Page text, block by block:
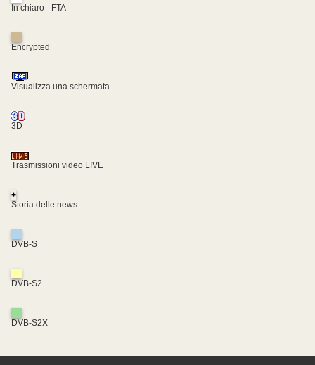
In chiaro - FTA
Encrypted
Visualizza una schermata
3D
Trasmissioni video LIVE
+
Storia delle news
DVB-S
DVB-S2
DVB-S2X